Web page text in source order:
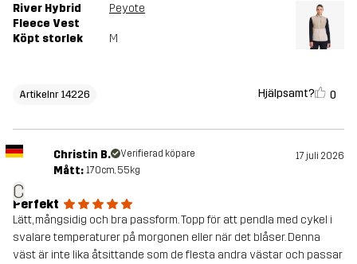
River Hybrid
Fleece Vest
Peyote
Köpt storlek M
Artikelnr 14226 Hjälpsamt? 0
C
Christin B. Verifierad köpare 17 juli 2026
Mått: 170cm, 55kg
Perfekt
Lätt, mångsidig och bra passform. Topp för att pendla med cykel i
svalare temperaturer på morgonen eller när det blåser. Denna
väst är inte lika åtsittande som de flesta andra västar och passar